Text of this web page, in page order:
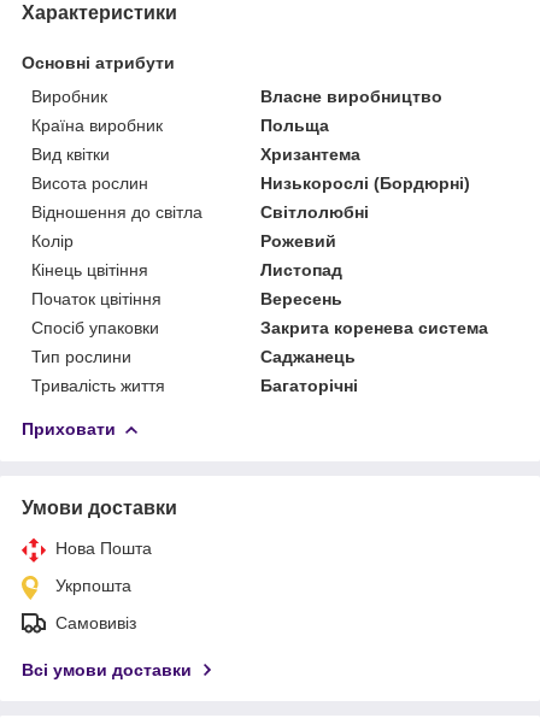
Характеристики
Основні атрибути
Виробник
Власне виробництво
Країна виробник
Польща
Вид квітки
Хризантема
Висота рослин
Низькорослі (Бордюрні)
Відношення до світла
Світлолюбні
Колір
Рожевий
Кінець цвітіння
Листопад
Початок цвітіння
Вересень
Спосіб упаковки
Закрита коренева система
Тип рослини
Саджанець
Тривалість життя
Багаторічні
Приховати
Умови доставки
Нова Пошта
Укрпошта
Самовивіз
Всі умови доставки